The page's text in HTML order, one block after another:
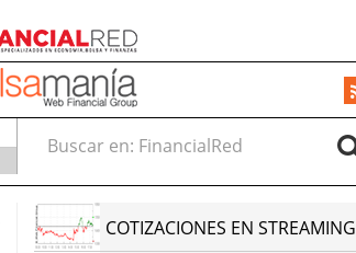
Buscar en:
COTIZACIONES EN STREAMING